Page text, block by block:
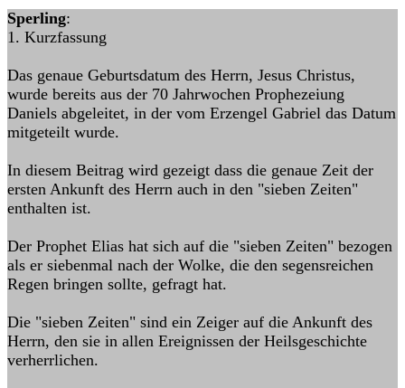
Sperling:
1. Kurzfassung
Das genaue Geburtsdatum des Herrn, Jesus Christus,
wurde bereits aus der 70 Jahrwochen Prophezeiung
Daniels abgeleitet, in der vom Erzengel Gabriel das Datum
mitgeteilt wurde.
In diesem Beitrag wird gezeigt dass die genaue Zeit der
ersten Ankunft des Herrn auch in den "sieben Zeiten"
enthalten ist.
Der Prophet Elias hat sich auf die "sieben Zeiten" bezogen
als er siebenmal nach der Wolke, die den segensreichen
Regen bringen sollte, gefragt hat.
Die "sieben Zeiten" sind ein Zeiger auf die Ankunft des
Herrn, den sie in allen Ereignissen der Heilsgeschichte
verherrlichen.